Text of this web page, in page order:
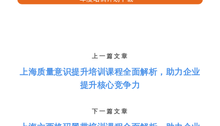
上一篇文章
上海质量意识提升培训课程全面解析，助力企业
提升核心竞争力
下一篇文章